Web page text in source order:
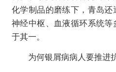
化学制品的磨练下，青岛还
神经中枢、血液循环系统
于其一。
为何银屑病病人要推进